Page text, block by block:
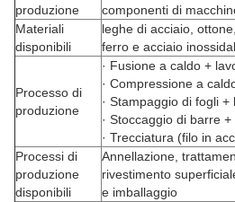
produzione
componenti di
Materiali
disponibili
leghe di acciaio,
ferro e acciaio
Processo di
produzione
· Fusione a caldo +
· Compressione a
· Stampaggio di fogli
· Stoccaggio di barre
· Trecciatura (filo in
Processi di
produzione
disponibili
Annellazione,
rivestimento
e imballaggio